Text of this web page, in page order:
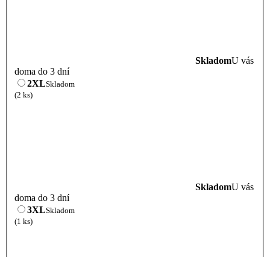
SkladomU vás
doma do 3 dní
2XLSkladom
(2 ks)
SkladomU vás
doma do 3 dní
3XLSkladom
(1 ks)